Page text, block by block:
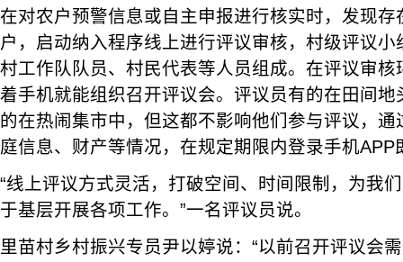
在对农户预警信息或自主申报进行核实时，发现存
户，启动纳入程序线上进行评议审核，村级评议小
村工作队队员、村民代表等人员组成。在评议审
着手机就能组织召开评议会。评议员有的在田间
的在热闹集市中，但这都不影响他们参与评议，
庭信息、财产等情况，在规定期限内登录手机APP
“线上评议方式灵活，打破空间、时间限制，为我
于基层开展各项工作。”一名评议员说。
里苗村乡村振兴专员尹以婷说：“以前召开评议会